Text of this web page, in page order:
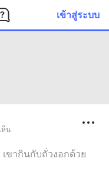
เข้าสู่ระบบ
ห็น
ขากินกับถั่วงอกด้วย